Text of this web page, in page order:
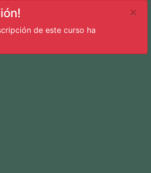
×
de este curso ha